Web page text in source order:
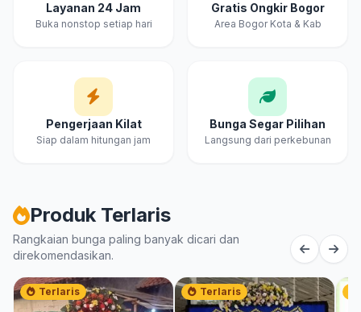
Layanan 24 Jam
Buka nonstop setiap hari
Gratis Ongkir Bogor
Area Bogor Kota & Kab
Pengerjaan Kilat
Siap dalam hitungan jam
Bunga Segar Pilihan
Langsung dari perkebunan
Produk Terlaris
Rangkaian bunga paling banyak dicari dan
direkomendasikan.
Terlaris Terlaris